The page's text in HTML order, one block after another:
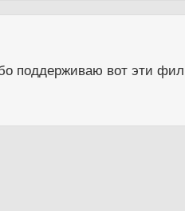
поддерживаю вот эти